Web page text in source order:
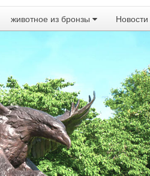
животное из бронзы Новости